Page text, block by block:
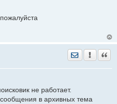
Отправить
не работает.
в архивных тема